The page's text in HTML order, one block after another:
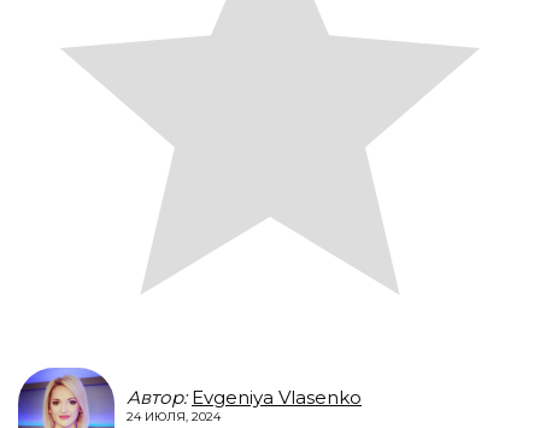
Автор: Evgeniya Vlasenko
24 ИЮЛЯ, 2024